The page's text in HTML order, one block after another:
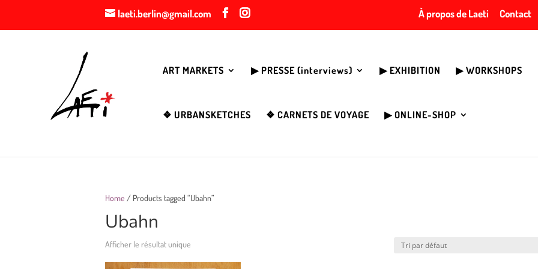
laeti.berlin@gmail.com À propos de Laeti Contact
ART MARKETS ▶︎ PRESSE (interviews) ▶︎ EXHIBITION ▶︎ WORKSHOPS
❖ URBANSKETCHES ❖ CARNETS DE VOYAGE ▶︎ ONLINE-SHOP
Home / Products tagged “Ubahn”
Ubahn
Afficher le résultat unique